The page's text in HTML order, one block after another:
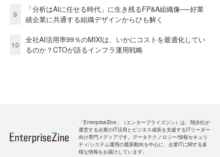
9
「分析はAIに任せる時代」に生き残るFP&A組織像──好業
績企業に共通する組織デザインからひも解く
10
全社AI活用率99％のMIXIは、いかにコストを最適化してい
るのか？CTOが語るインフラ運用戦略
「EnterpriseZine」（エンタープライズジン）は、翔泳社が
運営する企業のIT活用とビジネス成長を支援するITリーダー
向け専門メディアです。データテクノロジー/情報セキュリ
ティ/システム運用の最新動向を中心に、企業ITに関する多
様な情報をお届けしています。